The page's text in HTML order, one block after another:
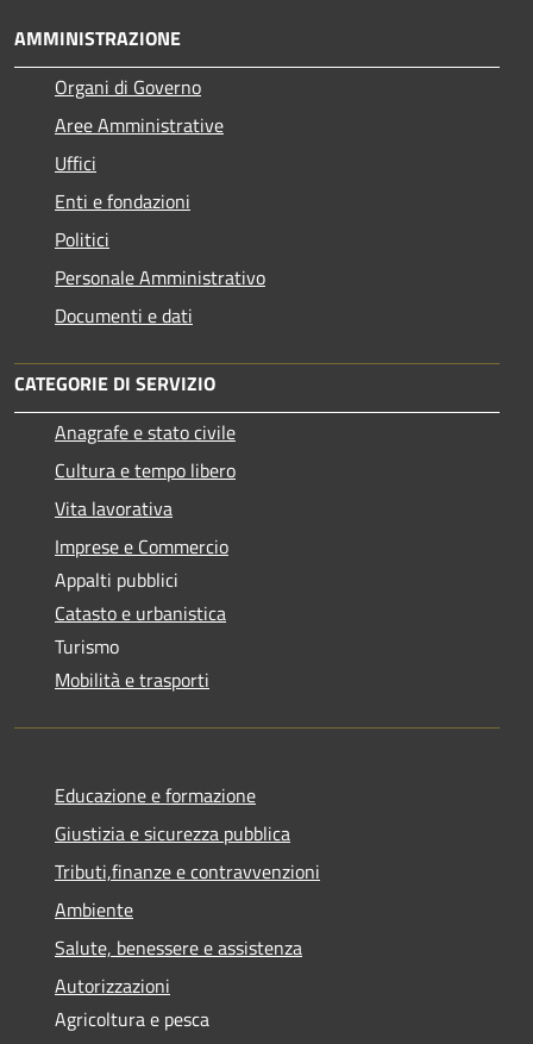
AMMINISTRAZIONE
Organi di Governo
Aree Amministrative
Uffici
Enti e fondazioni
Politici
Personale Amministrativo
Documenti e dati
CATEGORIE DI SERVIZIO
Anagrafe e stato civile
Cultura e tempo libero
Vita lavorativa
Imprese e Commercio
Appalti pubblici
Catasto e urbanistica
Turismo
Mobilità e trasporti
Educazione e formazione
Giustizia e sicurezza pubblica
Tributi,finanze e contravvenzioni
Ambiente
Salute, benessere e assistenza
Autorizzazioni
Agricoltura e pesca